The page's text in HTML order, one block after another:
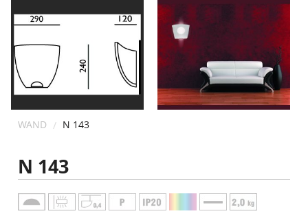
WAND N 143
N 143